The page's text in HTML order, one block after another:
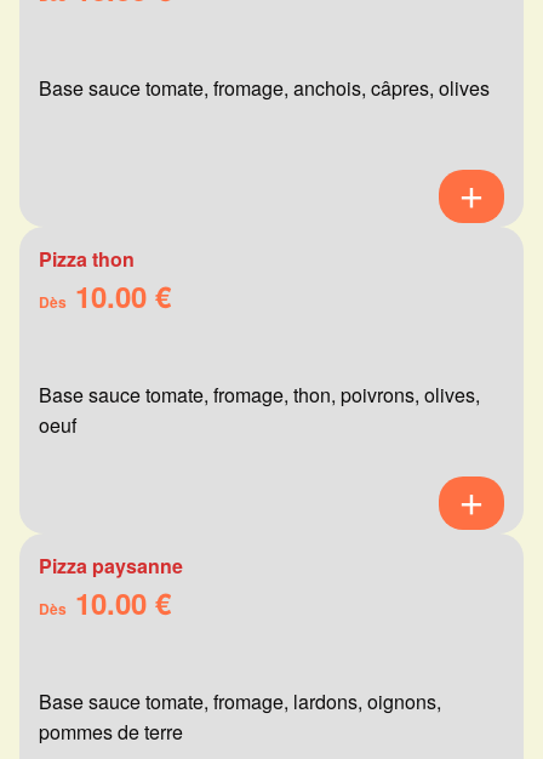
Base sauce tomate, fromage, anchois, câpres, olives
Pizza thon
Dès 10.00 €
Base sauce tomate, fromage, thon, poivrons, olives,
oeuf
Pizza paysanne
Dès 10.00 €
Base sauce tomate, fromage, lardons, oignons,
pommes de terre